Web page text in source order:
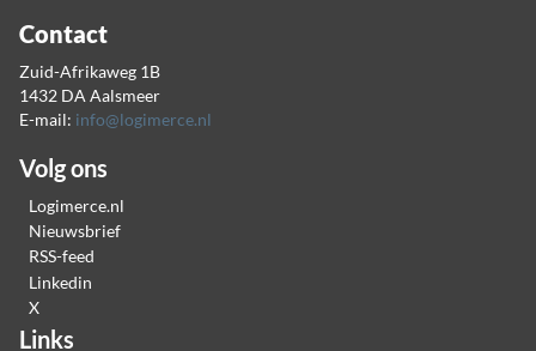
Contact
Zuid-Afrikaweg 1B
1432 DA Aalsmeer
E-mail: info@logimerce.nl
Volg ons
Logimerce.nl
Nieuwsbrief
RSS-feed
Linkedin
X
Links